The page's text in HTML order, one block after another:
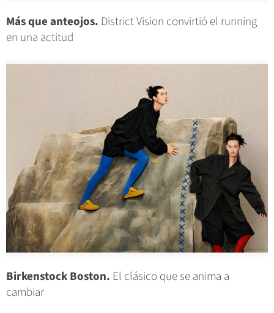
Más que anteojos. District Vision convirtió el running
en una actitud
Birkenstock Boston. El clásico que se anima a
cambiar